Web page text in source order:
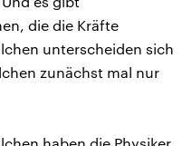
die die Kräfte
unterscheiden sich
zunächst mal nur